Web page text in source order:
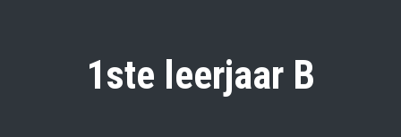
1ste leerjaar B